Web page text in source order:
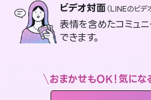
ビデオ対面（LINEのビデ
表情を含めたコミュ
できます。
おまかせもOK！気にな